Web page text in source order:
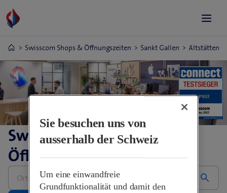
Swisscom Shops & Öffnungszeiten Sankt Gallen Altstätten
Swisscom Shops &
Öffnungszeiten
Bitte
Adresse
Sie besuchen uns von
ausserhalb der Schweiz
Um eine einwandfreie
Grundfunktionalität und damit den